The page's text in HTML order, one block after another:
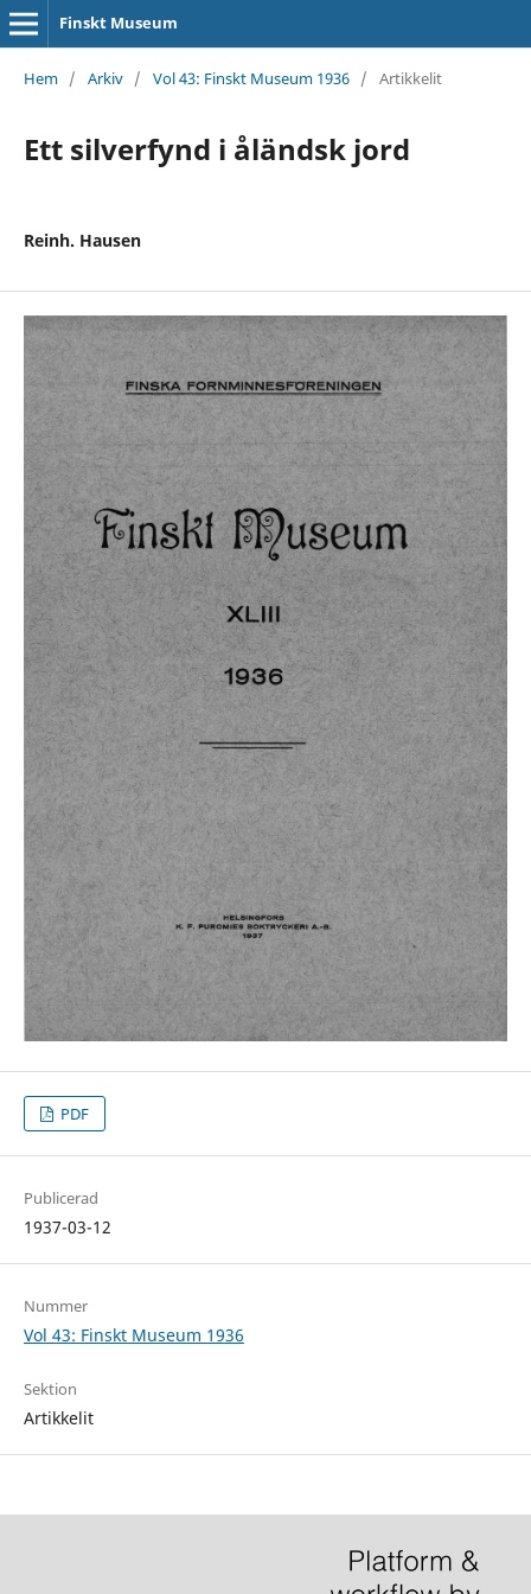
Finskt Museum
Hem / Arkiv / Vol 43: Finskt Museum 1936 / Artikkelit
Ett silverfynd i åländsk jord
Reinh. Hausen
PDF
Publicerad
1937-03-12
Nummer
Vol 43: Finskt Museum 1936
Sektion
Artikkelit